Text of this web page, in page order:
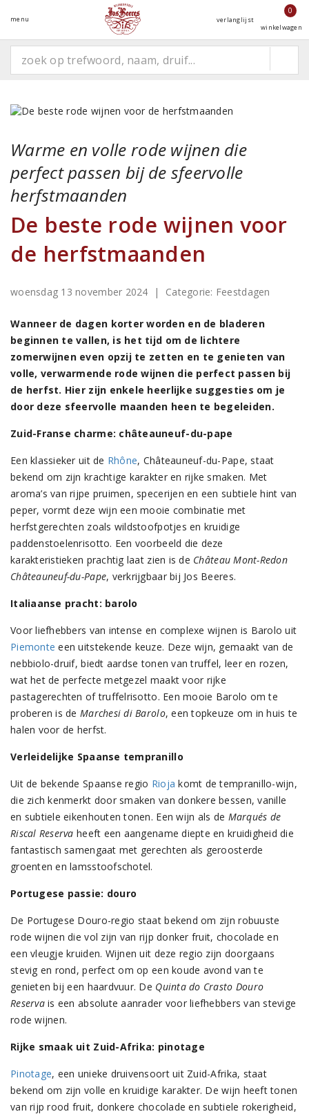
menu verlanglijst
0
winkelwagen
Warme en volle rode wijnen die
perfect passen bij de sfeervolle
herfstmaanden
De beste rode wijnen voor
de herfstmaanden
woensdag 13 november 2024 | Categorie: Feestdagen
Wanneer de dagen korter worden en de bladeren
beginnen te vallen, is het tijd om de lichtere
zomerwijnen even opzij te zetten en te genieten van
volle, verwarmende rode wijnen die perfect passen bij
de herfst. Hier zijn enkele heerlijke suggesties om je
door deze sfeervolle maanden heen te begeleiden.
Zuid-Franse charme: châteauneuf-du-pape
Een klassieker uit de Rhône, Châteauneuf-du-Pape, staat
bekend om zijn krachtige karakter en rijke smaken. Met
aroma’s van rijpe pruimen, specerijen en een subtiele hint van
peper, vormt deze wijn een mooie combinatie met
herfstgerechten zoals wildstoofpotjes en kruidige
paddenstoelenrisotto. Een voorbeeld die deze
karakteristieken prachtig laat zien is de Château Mont-Redon
Châteauneuf-du-Pape, verkrijgbaar bij Jos Beeres​.
Italiaanse pracht: barolo
Voor liefhebbers van intense en complexe wijnen is Barolo uit
Piemonteeen uitstekende keuze. Deze wijn, gemaakt van de
nebbiolo-druif, biedt aardse tonen van truffel, leer en rozen,
wat het de perfecte metgezel maakt voor rijke
pastagerechten of truffelrisotto. Een mooie Barolo om te
proberen is deMarchesi di Barolo, een topkeuze om in huis te
halen voor de herfst​.
Verleidelijke Spaanse tempranillo
Uit de bekende Spaanse regio Riojakomt de tempranillo-wijn,
die zich kenmerkt door smaken van donkere bessen, vanille
en subtiele eikenhouten tonen. Een wijn als de Marqués de
Riscal Reserva heeft een aangename diepte en kruidigheid die
fantastisch samengaat met gerechten als geroosterde
groenten en lamsstoofschotel​.
Portugese passie: douro
De Portugese Douro-regio staat bekend om zijn robuuste
rode wijnen die vol zijn van rijp donker fruit, chocolade en
een vleugje kruiden. Wijnen uit deze regio zijn doorgaans
stevig en rond, perfect om op een koude avond van te
genieten bij een haardvuur. De Quinta do Crasto Douro
Reservais een absolute aanrader voor liefhebbers van stevige
rode wijnen​.
Rijke smaak uit Zuid-Afrika: pinotage
Pinotage, een unieke druivensoort uit Zuid-Afrika, staat
bekend om zijn volle en kruidige karakter. De wijn heeft tonen
van rijp rood fruit, donkere chocolade en subtiele rokerigheid,